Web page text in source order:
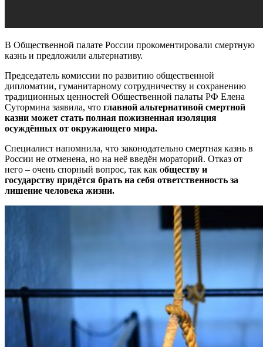
В Общественной палате России прокоментировали смертную
казнь и предложили альтернативу.
Председатель комиссии по развитию общественной
дипломатии, гуманитарному сотрудничеству и сохранению
традиционных ценностей Общественной палаты РФ Елена
Сутормина заявила, что главной альтернативой смертной
казни может стать полная пожизненная изоляция
осуждённых от окружающего мира.
Специалист напомнила, что законодательно смертная казнь в
России не отменена, но на неё введён мораторий. Отказ от
него – очень спорный вопрос, так как обществу и
государству придётся брать на себя ответственность за
лишение человека жизни.